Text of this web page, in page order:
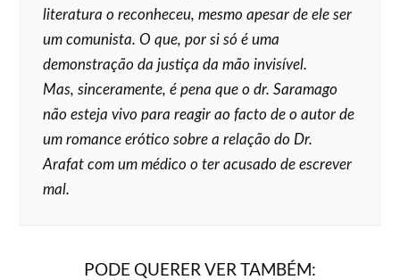
literatura o reconheceu, mesmo apesar de ele ser
um comunista. O que, por si só é uma
demonstração da justiça da mão invisível.
Mas, sinceramente, é pena que o dr. Saramago
não esteja vivo para reagir ao facto de o autor de
um romance erótico sobre a relação do Dr.
Arafat com um médico o ter acusado de escrever
mal.
PODE QUERER VER TAMBÉM: